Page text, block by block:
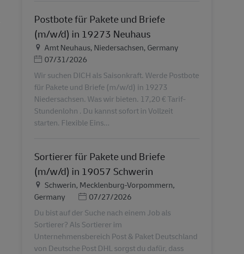
Postbote für Pakete und Briefe
(m/w/d) in 19273 Neuhaus
Ubicación
Amt Neuhaus, Niedersachsen, Germany
Posted Date
07/31/2026
Wir suchen DICH als Saisonkraft. Werde Postbote
für Pakete und Briefe (m/w/d) in 19273
Niedersachsen. Was wir bieten. 17,20 € Tarif-
Stundenlohn . Du kannst sofort in Vollzeit
starten. Flexible Eins...
Sortierer für Pakete und Briefe
(m/w/d) in 19057 Schwerin
Ubicación
Schwerin, Mecklenburg-Vorpommern,
Germany
Posted Date
07/27/2026
Du bist auf der Suche nach einem Job als
Sortierer? Als Sortierer im
Unternehmensbereich Post & Paket Deutschland
von Deutsche Post DHL sorgst du dafür, dass